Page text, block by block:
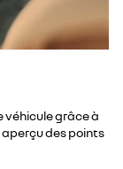
véhicule grâce à
des points